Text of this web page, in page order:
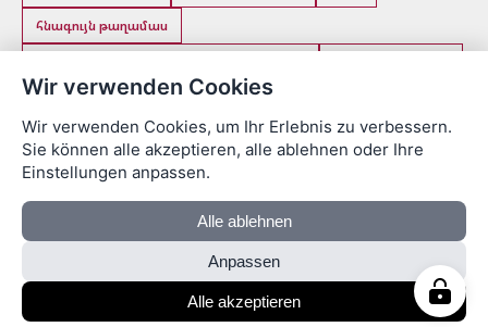
հնագույն թաղամաս
վերակառուցում
Areg Asatryan
Ճարտարապետ, բլոգի հեղինակ 2011 թվականից
© 2026 Մեր Երեւան · Areg Asatryan
Wir verwenden Cookies
Wir verwenden Cookies, um Ihr Erlebnis zu verbessern.
Sie können alle akzeptieren, alle ablehnen oder Ihre
Einstellungen anpassen.
Alle ablehnen
Anpassen
Alle akzeptieren